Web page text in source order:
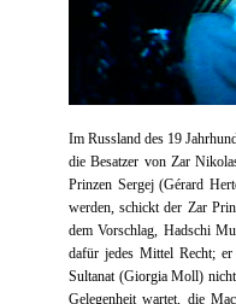
Im Russland des 19
die Besatzer von Zar
Prinzen Sergej (Gérard
werden, schickt der Zar
dem Vorschlag, Hadschi
dafür jedes Mittel Recht;
Sultanat (Giorgia Moll)
Gelegenheit wartet, die